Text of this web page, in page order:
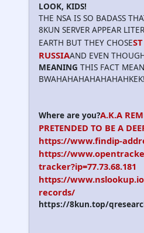
LOOK, KIDS!
THE NSA IS SO BADASS
8KUN SERVER APPEAR
EARTH BUT THEY CHOSE
RUSSIAAND EVEN
MEANING THIS FACT
BWAHAHAHAHAHAHAHKEK!
Where are you?A.K.A
PRETENDED TO BE A
https://www.findip-
https://
tracker?ip=77.73.68.181
https://
records/
https://8kun.top/